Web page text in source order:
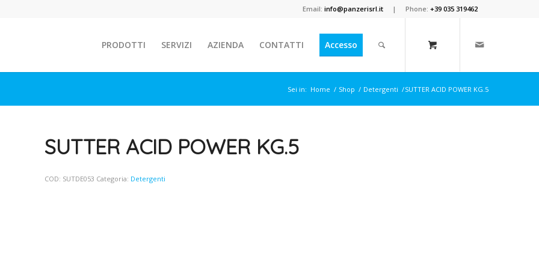
Email:info@panzerisrl.it | Phone:+39 035 319462
PRODOTTI SERVIZI AZIENDA CONTATTI Accesso
Sei in: Home / Shop / Detergenti /SUTTER ACID POWER KG.5
SUTTER ACID POWER KG.5
COD: SUTDE053 Categoria: Detergenti